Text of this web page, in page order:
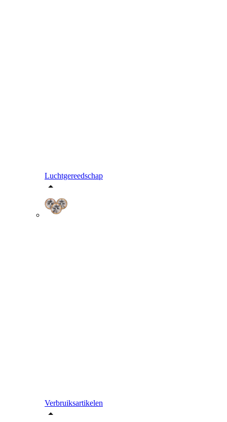
Luchtgereedschap
Verbruiksartikelen